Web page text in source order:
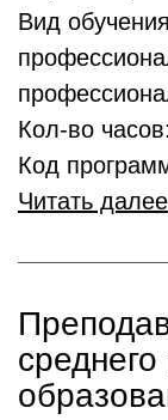
Вид
Кол-во
Код
Читать далее